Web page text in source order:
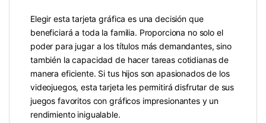
Elegir esta tarjeta gráfica es una decisión que
beneficiará a toda la familia. Proporciona no solo el
poder para jugar a los títulos más demandantes, sino
también la capacidad de hacer tareas cotidianas de
manera eficiente. Si tus hijos son apasionados de los
videojuegos, esta tarjeta les permitirá disfrutar de sus
juegos favoritos con gráficos impresionantes y un
rendimiento inigualable.